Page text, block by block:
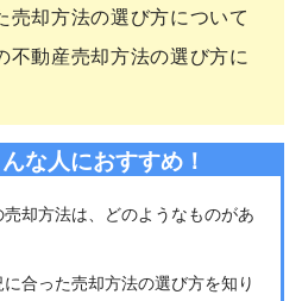
売却方法の選び方について
不動産売却方法の選び方に
な人におすすめ！
却方法は、どのようなものがあ
合った売却方法の選び方を知り